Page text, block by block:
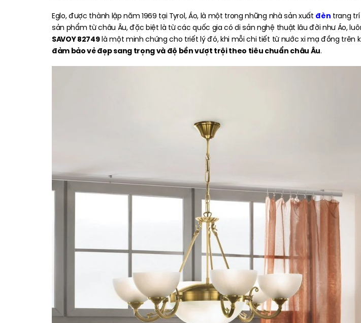
Eglo, được thành lập năm 1969 tại Tyrol, Áo, là một trong những nhà sản xuất đèn trang
sản phẩm từ châu Âu, đặc biệt là từ các quốc gia có di sản nghệ thuật lâu đời như Áo,
SAVOY 82749là một minh chứng cho triết lý đó, khi mỗi chi tiết từ nước xi mạ đồng
đảm bảo vẻ đẹp sang trọng và độ bền vượt trội theo tiêu chuẩn châu Âu.